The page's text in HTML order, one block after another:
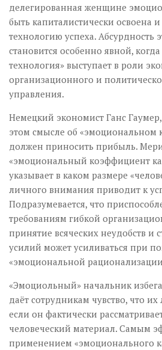
делегированная женщине
быть капиталистически освоена
технологию успеха. Абсурдность
становится особенно явной,
технология» выступает в роли
организационного и
управления.
Немецкий экономист Ганс
этом смысле об «эмоциональном
должен приносить прибыль.
«эмоциональный коэффициент
указывает в каком размере
личного внимания приводит к
Подразумевается, что
требованиям гибкой
принятие всяческих неудобств и
усилий может усиливаться при
«эмоциональной
«Эмоциольный» начальник
даёт сотрудникам чувство, что
если он фактически
человеческий материал. Самым
применением «эмоционального